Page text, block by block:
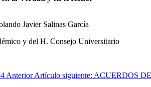
Javier Salinas García
y del H. Consejo Universitario
Anterior Artículo siguiente: ACUERDOS